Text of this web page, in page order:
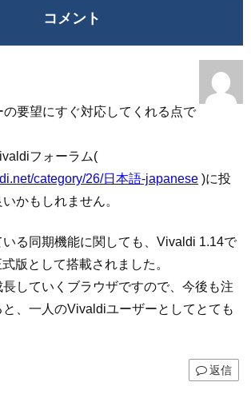
コメント
要望にすぐ対応してくれる点で
フォーラム(
category/26/日本語-japanese )に投
かもしれません。
いる同期機能に関しても、Vivaldi 1.14で
版として搭載されました。
長していくブラウザですので、今後も注
と、一人のVivaldiユーザーとしてとても
返信